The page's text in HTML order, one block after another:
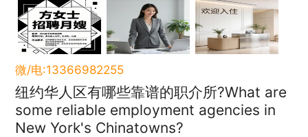
微/电:13366982255
纽约华人区有哪些靠谱的职介所?What are
some reliable employment agencies in
New York's Chinatowns?